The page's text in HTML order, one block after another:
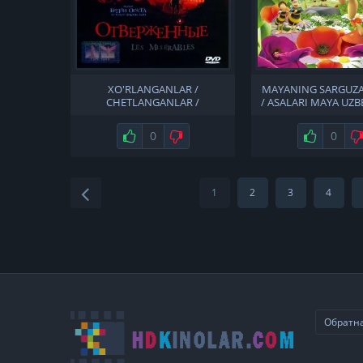
XO'RLANGANLAR /
CHETLANGANLAR /
Нравится
0 Не нравится
MAYANING
/ ASALARI MAYA
Нравится
0
1 2 3 4